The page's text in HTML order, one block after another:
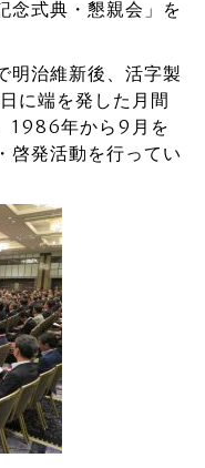
念式典・懇親会」を
明治維新後、活字製
に端を発した月間
1986年から9月を
啓発活動を行ってい